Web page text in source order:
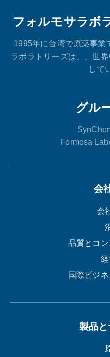
フォルモサラボ
1995年に台湾で原薬事業
ラボラトリーズは、、世
して
グル
Formosa
会
会
品質とコ
国際ビジ
製品